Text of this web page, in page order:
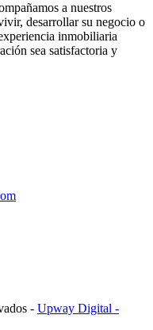
a nuestros
desarrollar su negocio o
inmobiliaria
sea satisfactoria y
- Upway Digital -